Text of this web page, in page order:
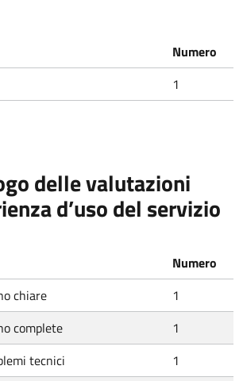
Numero
1
delle valutazioni
d’uso del servizio
Numero
chiare
1
complete
1
tecnici
1